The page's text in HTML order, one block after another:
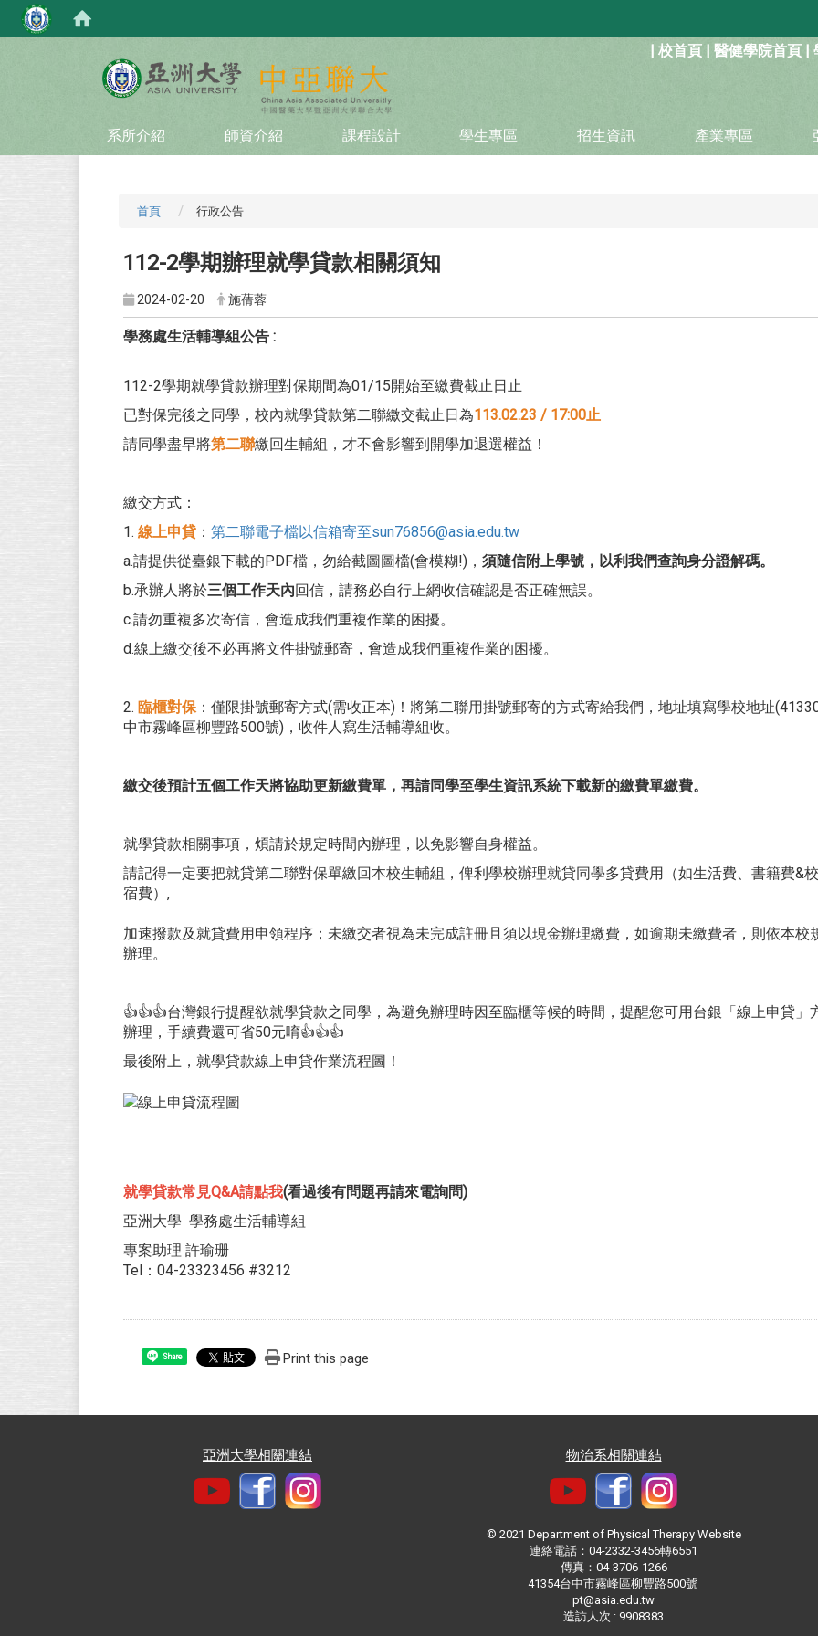
| 校首頁 | 醫健學院首頁 |
系所介紹 師資介紹 課程設計 學生專區 招生資訊 產業專區
首頁 行政公告
112-2學期辦理就學貸款相關須知
2024-02-20 施蒨蓉
學務處生活輔導組公告 :
112-2學期就學貸款辦理對保期間為01/15開始至繳費截止日止
已對保完後之同學，校內就學貸款第二聯繳交截止日為113.02.23 / 17:00止
請同學盡早將第二聯繳回生輔組，才不會影響到開學加退選權益！
繳交方式：
1. 線上申貸 ： 第二聯電子檔以信箱寄至sun76856@asia.edu.tw
a.請提供從臺銀下載的PDF檔，勿給截圖圖檔(會模糊!)， 須隨信附上學號，以利我們查詢身分證解碼。
b.承辦人將於三個工作天內回信，請務必自行上網收信確認是否正確無誤。
c.請勿重複多次寄信，會造成我們重複作業的困擾。
d.線上繳交後不必再將文件掛號郵寄，會造成我們重複作業的困擾。
2. 臨櫃對保 ：僅限掛號郵寄方式(需收正本)！將第二聯用掛號郵寄的方式寄給我們，地址填寫學校地址
中市霧峰區柳豐路500號)，收件人寫生活輔導組收。
繳交後預計五個工作天將協助更新繳費單，再請同學至學生資訊系統下載新的繳費單繳費。
就學貸款相關事項，煩請於規定時間內辦理，以免影響自身權益。
請記得一定要把就貸第二聯對保單繳回本校生輔組，俾利學校辦理就貸同學多貸費用（如生活費、書籍費&
宿費）,
加速撥款及就貸費用申領程序；未繳交者視為未完成註冊且須以現金辦理繳費，如逾期未繳費者，則依本校
辦理。
👍👍👍台灣銀行提醒欲就學貸款之同學，為避免辦理時因至臨櫃等候的時間，提醒您可用台銀「線上申貸」
辦理，手續費還可省50元唷👍👍👍
最後附上，就學貸款線上申貸作業流程圖！
就學貸款常見Q&A請點我(看過後有問題再請來電詢問)
亞洲大學 學務處生活輔導組
專案助理 許瑜珊
Tel：04-23323456 #3212
Share Print this page
亞洲大學相關連結 物治系相關連結
© 2021 Department of Physical Therapy Website
連絡電話：04-2332-3456轉6551
傳真：04-3706-1266
41354台中市霧峰區柳豐路500號
pt@asia.edu.tw
造訪人次 : 9908383